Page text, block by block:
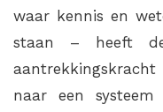
waar kennis en
staan – heeft
naar een